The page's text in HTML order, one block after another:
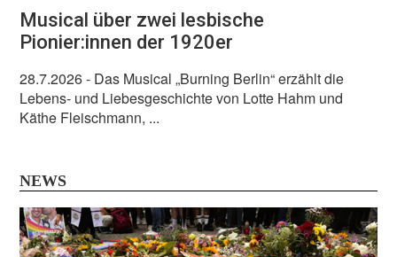
Musical über zwei lesbische
Pionier:innen der 1920er
28.7.2026- Das Musical „Burning Berlin“ erzählt die
Lebens- und Liebesgeschichte von Lotte Hahm und
Käthe Fleischmann, ...
NEWS